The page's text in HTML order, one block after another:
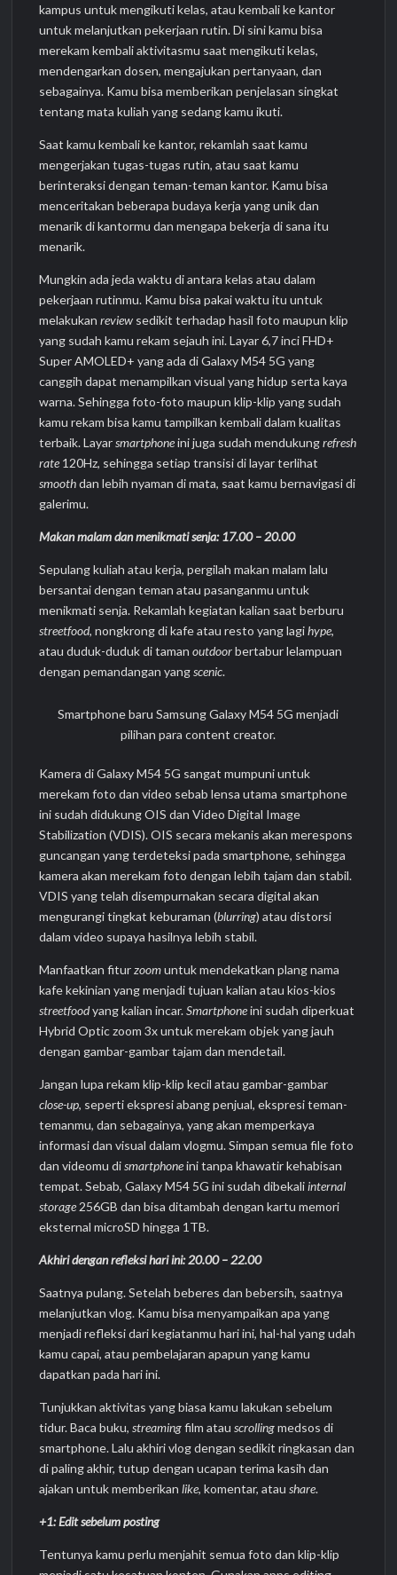
kampus untuk mengikuti kelas, atau kembali ke kantor
untuk melanjutkan pekerjaan rutin. Di sini kamu bisa
merekam kembali aktivitasmu saat mengikuti kelas,
mendengarkan dosen, mengajukan pertanyaan, dan
sebagainya. Kamu bisa memberikan penjelasan singkat
tentang mata kuliah yang sedang kamu ikuti.
Saat kamu kembali ke kantor, rekamlah saat kamu
mengerjakan tugas-tugas rutin, atau saat kamu
berinteraksi dengan teman-teman kantor. Kamu bisa
menceritakan beberapa budaya kerja yang unik dan
menarik di kantormu dan mengapa bekerja di sana itu
menarik.
Mungkin ada jeda waktu di antara kelas atau dalam
pekerjaan rutinmu. Kamu bisa pakai waktu itu untuk
melakukanreview sedikit terhadap hasil foto maupun klip
yang sudah kamu rekam sejauh ini. Layar 6,7 inci FHD+
Super AMOLED+ yang ada di Galaxy M54 5G yang
canggih dapat menampilkan visual yang hidup serta kaya
warna. Sehingga foto-foto maupun klip-klip yang sudah
kamu rekam bisa kamu tampilkan kembali dalam kualitas
terbaik. Layarsmartphoneini juga sudah mendukungrefresh
rate 120Hz, sehingga setiap transisi di layar terlihat
smoothdan lebih nyaman di mata, saat kamu bernavigasi di
galerimu.
Makan malam dan menikmati senja: 17.00 – 20.00
Sepulang kuliah atau kerja, pergilah makan malam lalu
bersantai dengan teman atau pasanganmu untuk
menikmati senja. Rekamlah kegiatan kalian saat berburu
streetfood, nongkrong di kafe atau resto yang lagihype,
atau duduk-duduk di tamanoutdoorbertabur lelampuan
dengan pemandangan yangscenic.
Smartphone baru Samsung Galaxy M54 5G menjadi
pilihan para content creator.
Kamera di Galaxy M54 5G sangat mumpuni untuk
merekam foto dan video sebab lensa utama smartphone
ini sudah didukung OIS dan Video Digital Image
Stabilization (VDIS). OIS secara mekanis akan merespons
guncangan yang terdeteksi pada smartphone, sehingga
kamera akan merekam foto dengan lebih tajam dan stabil.
VDIS yang telah disempurnakan secara digital akan
mengurangi tingkat keburaman (blurring) atau distorsi
dalam video supaya hasilnya lebih stabil.
Manfaatkan fiturzoomuntuk mendekatkan plang nama
kafe kekinian yang menjadi tujuan kalian atau kios-kios
streetfoodyang kalian incar.Smartphoneini sudah diperkuat
Hybrid Optic zoom 3x untuk merekam objek yang jauh
dengan gambar-gambar tajam dan mendetail.
Jangan lupa rekam klip-klip kecil atau gambar-gambar
close-up, seperti ekspresi abang penjual, ekspresi teman-
temanmu, dan sebagainya, yang akan memperkaya
informasi dan visual dalam vlogmu. Simpan semua file foto
dan videomu dismartphoneini tanpa khawatir kehabisan
tempat. Sebab, Galaxy M54 5G ini sudah dibekaliinternal
storage 256GB dan bisa ditambah dengan kartu memori
eksternal microSD hingga 1TB.
Akhiri dengan refleksi hari ini: 20.00 – 22.00
Saatnya pulang. Setelah beberes dan bebersih, saatnya
melanjutkan vlog. Kamu bisa menyampaikan apa yang
menjadi refleksi dari kegiatanmu hari ini, hal-hal yang udah
kamu capai, atau pembelajaran apapun yang kamu
dapatkan pada hari ini.
Tunjukkan aktivitas yang biasa kamu lakukan sebelum
tidur. Baca buku, streamingfilm atauscrollingmedsos di
smartphone. Lalu akhiri vlog dengan sedikit ringkasan dan
di paling akhir, tutup dengan ucapan terima kasih dan
ajakan untuk memberikanlike, komentar, atau share.
+1:Edit sebelum posting
Tentunya kamu perlu menjahit semua foto dan klip-klip